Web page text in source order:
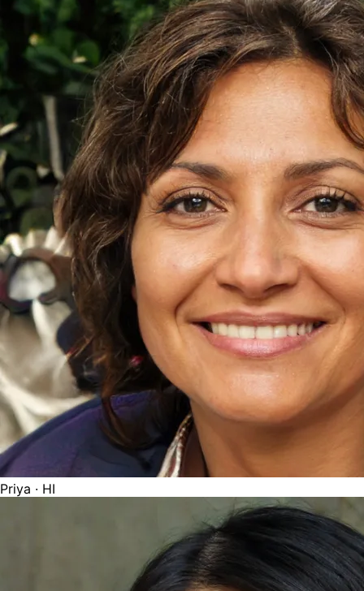
Priya · HI